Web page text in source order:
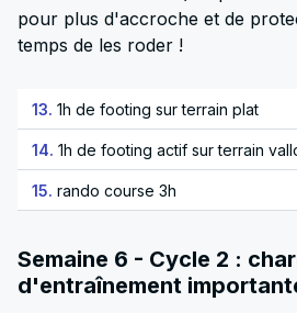
pour plus d'accroche et de
temps de les roder !
13. 1h de footing sur terrain plat
14. 1h de footing actif sur terrain
15. rando course 3h
Semaine 6 - Cycle 2 :
d'entraînement